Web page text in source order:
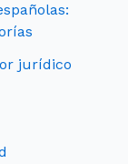
jurídico